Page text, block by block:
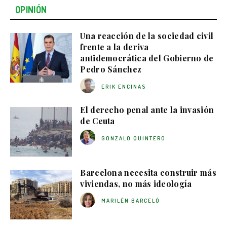
OPINIÓN
Una reacción de la sociedad civil
frente a la deriva
antidemocrática del Gobierno de
Pedro Sánchez
ERIK ENCINAS
El derecho penal ante la invasión
de Ceuta
GONZALO QUINTERO
Barcelona necesita construir más
viviendas, no más ideología
MARILÉN BARCELÓ